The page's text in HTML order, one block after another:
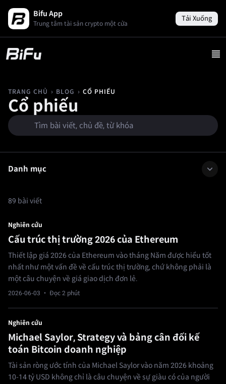
Bifu App
Trung tâm tài sản crypto một cửa
Tải Xuống
TRANG CHỦ › BLOG › CỔ PHIẾU
Cổ phiếu
Danh mục
89 bài viết
Nghiên cứu
Cấu trúc thị trường 2026 của Ethereum
Thiết lập giá 2026 của Ethereum vào tháng Năm được hiểu tốt
nhất như một vấn đề về cấu trúc thị trường, chứ không phải là
một câu chuyện về giá giao dịch đơn lẻ.
2026-06-03 · Đọc 2 phút
Nghiên cứu
Michael Saylor, Strategy và bảng cân đối kế
toán Bitcoin doanh nghiệp
Tài sản ròng ước tính của Michael Saylor vào năm 2026 khoảng
10-14 tỷ USD không chỉ là câu chuyện về sự giàu có của người